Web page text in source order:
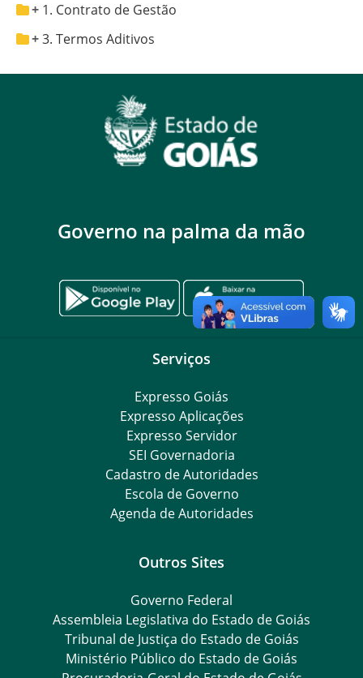
1. Contrato de Gestão
3. Termos Aditivos
Governo na palma da mão
Serviços
Expresso Goiás
Expresso Aplicações
Expresso Servidor
SEI Governadoria
Cadastro de Autoridades
Escola de Governo
Agenda de Autoridades
Outros Sites
Governo Federal
Assembleia Legislativa do Estado de Goiás
Tribunal de Justiça do Estado de Goiás
Ministério Público do Estado de Goiás